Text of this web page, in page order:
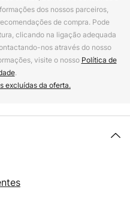
dos nossos parceiros,
de compra. Pode
clicando na ligação adequada
nos através do nosso
visite o nosso Política de
.
excluídas da oferta.